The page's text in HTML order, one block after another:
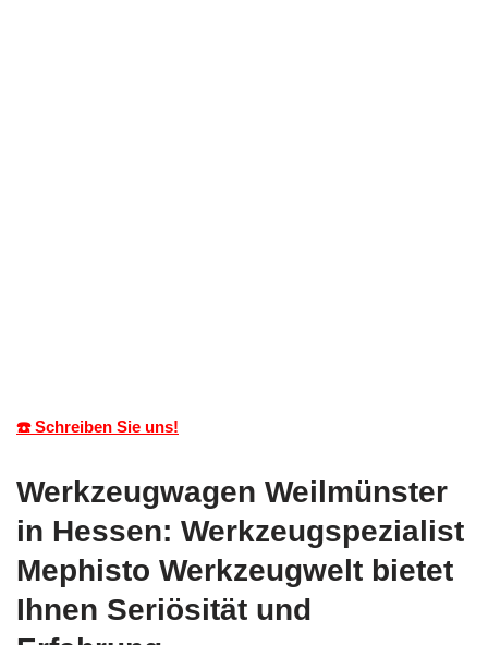
☎️ Schreiben Sie uns!
Werkzeugwagen Weilmünster
in Hessen: Werkzeugspezialist
Mephisto Werkzeugwelt bietet
Ihnen Seriösität und